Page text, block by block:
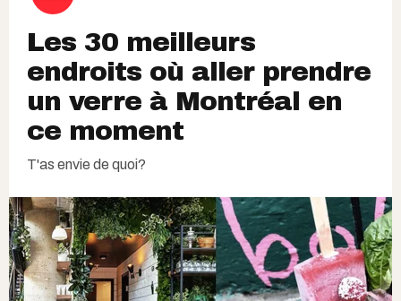
Les 30 meilleurs
endroits où aller prendre
un verre à Montréal en
ce moment
T'as envie de quoi?